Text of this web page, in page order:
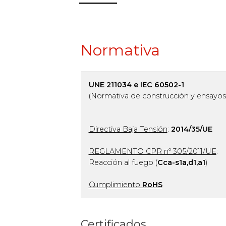
Normativa
UNE 211034 e IEC 60502-1
(Normativa de construcción y
Directiva Baja Tensión: 2014/35/UE
REGLAMENTO CPR nº 305/2011/UE:
Reacción al fuego (Cca-s1a,d1,a1)
Cumplimiento RoHS